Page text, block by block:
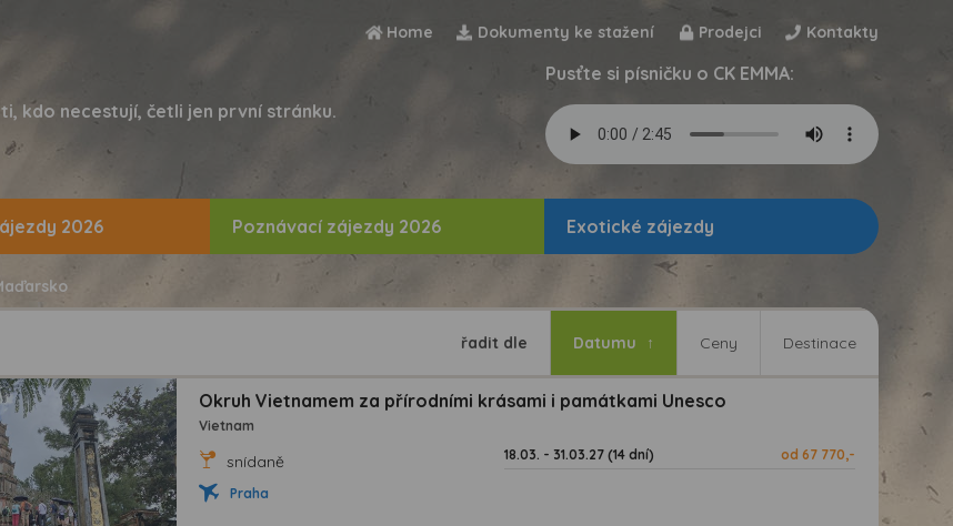
Home Dokumenty ke stažení Prodejci Kontakty
kdo necestují, četli jen první stránku.
Pusťte si písničku o CK EMMA:
2026 Poznávací zájezdy 2026 Exotické zájezdy
řadit dle Datumu Ceny Destinace
Okruh Vietnamem za přírodními krásami i památkami Unesco
Vietnam
snídaně
Praha
18.03. - 31.03.27 (14 dní) od 67 770,-